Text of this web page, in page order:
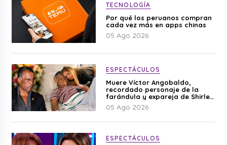
TECNOLOGÍA
Por qué los peruanos compran
cada vez más en apps chinas
05 Ago 2026
ESPECTÁCULOS
Muere Víctor Angobaldo,
recordado personaje de la
farándula y expareja de Shirley
Cherres
05 Ago 2026
ESPECTÁCULOS